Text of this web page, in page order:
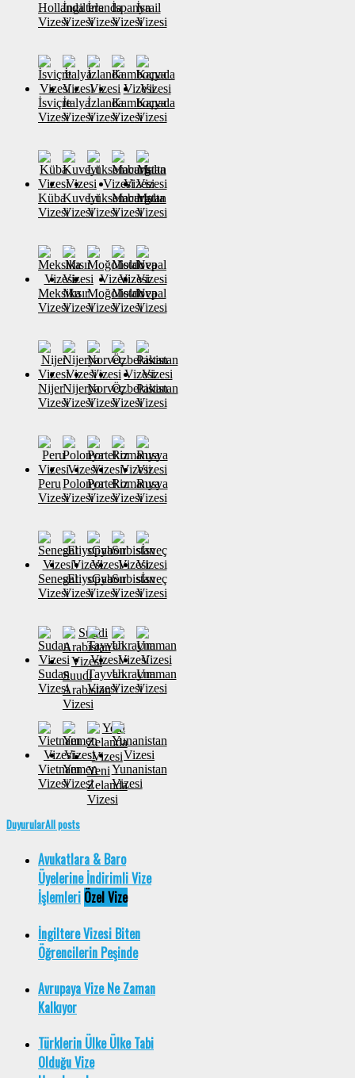
Hollanda
Vizesi
İngiltere
Vizesi
İrlanda
Vizesi
İspanya
Vizesi
İsrail
Vizesi
İsviçre
Vizesi
İtalya
Vizesi
İzlanda
Vizesi
Kamboçya
Vizesi
Kanada
Vizesi
Küba
Vizesi
Kuveyt
Vizesi
Lüksemburg
Vizesi
Macaristan
Vizesi
Malta
Vizesi
Meksika
Vizesi
Mısır
Vizesi
Moğolistan
Vizesi
Moldova
Vizesi
Nepal
Vizesi
Nijer
Vizesi
Nijerya
Vizesi
Norveç
Vizesi
Özbekistan
Vizesi
Pakistan
Vizesi
Peru
Vizesi
Polonya
Vizesi
Portekiz
Vizesi
Romanya
Vizesi
Rusya
Vizesi
Senegal
Vizesi
sEtiyopya
Vizesi
sGabon
Vizesi
Sırbistan
Vizesi
sİsveç
Vizesi
Sudan
Vizesi
Suudi
Arabistan
Vizesi
Tayvan
Vizesi
Ukrayna
Vizesi
Umman
Vizesi
Vietnam
Vizesi
Yemen
Vizesi
Yeni
Zelanda
Vizesi
Yunanistan
Vizesi
DuyurularAll posts
Avukatlara & Baro
Üyelerine İndirimli Vize
İşlemleri Özel Vize
İngiltere Vizesi Biten
Öğrencilerin Peşinde
Avrupaya Vize Ne Zaman
Kalkıyor
Türklerin Ülke Ülke Tabi
Olduğu Vize